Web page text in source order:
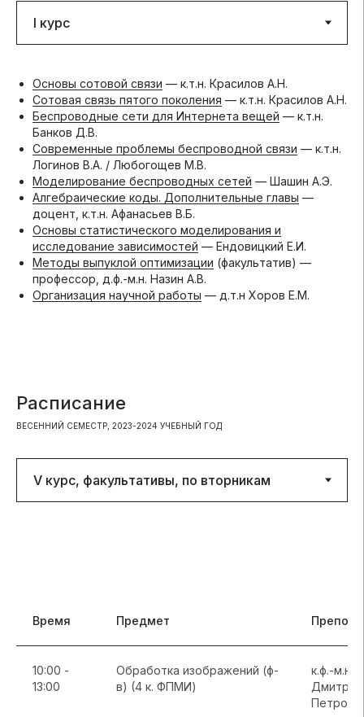
Основы сотовой связи — к.т.н. Красилов А.Н.
Сотовая связь пятого поколения — к.т.н. Красилов А.Н.
Беспроводные сети для Интернета вещей — к.т.н.
Банков Д.В.
Современные проблемы беспроводной связи — к.т.н.
Логинов В.А. / Любогощев М.В.
Моделирование беспроводных сетей — Шашин А.Э.
Алгебраические коды. Дополнительные главы —
доцент, к.т.н. Афанасьев В.Б.
Основы статистического моделирования и
исследование зависимостей — Ендовицкий Е.И.
Методы выпуклой оптимизации (факультатив) —
профессор, д.ф.-м.н. Назин А.В.
Организация научной работы — д.т.н Хоров Е.М.
Расписание
ВЕСЕННИЙ СЕМЕСТР, 2023-2024 УЧЕБНЫЙ ГОД
Время Предмет
10:00 -
13:00
Обработка изображений (ф-
в) (4 к. ФПМИ)
к.ф.-м.н.
Дмитрий